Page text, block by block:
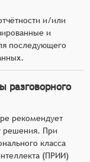
и/или
и
последующего
разговорного
рекомендует
решения. При
класса
(ПРИИ)